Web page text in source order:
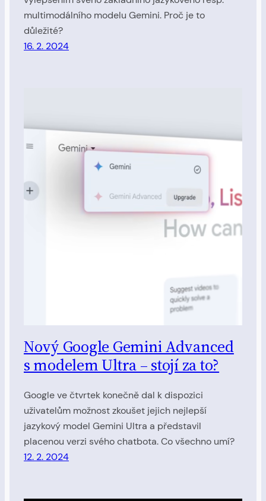
multimodálního modelu Gemini. Proč je to
důležité?
16. 2. 2024
Nový Google Gemini Advanced
s modelem Ultra – stojí za to?
Google ve čtvrtek konečně dal k dispozici
uživatelům možnost zkoušet jejich nejlepší
jazykový model Gemini Ultra a představil
placenou verzi svého chatbota. Co všechno umí?
12. 2. 2024